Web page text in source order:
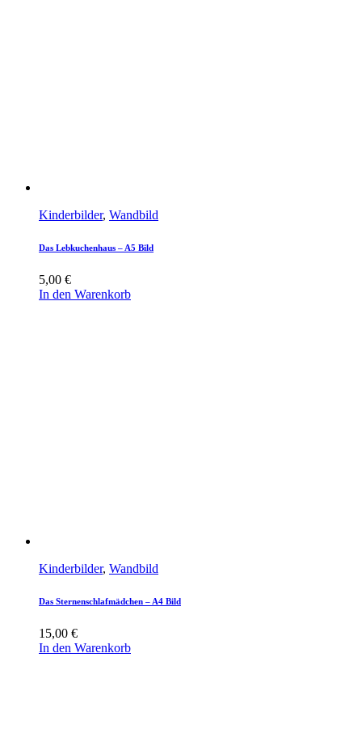
Kinderbilder, Wandbild
Das Lebkuchenhaus – A5 Bild
5,00 €
In den Warenkorb
Kinderbilder, Wandbild
Das Sternenschlafmädchen – A4 Bild
15,00 €
In den Warenkorb